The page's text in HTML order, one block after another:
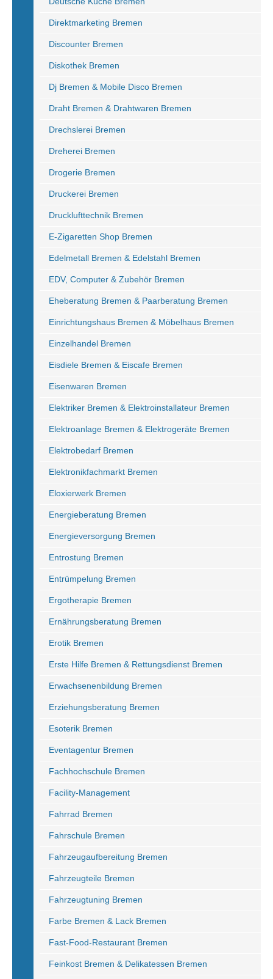
Direktmarketing Bremen
Discounter Bremen
Diskothek Bremen
Dj Bremen & Mobile Disco Bremen
Draht Bremen & Drahtwaren Bremen
Drechslerei Bremen
Dreherei Bremen
Drogerie Bremen
Druckerei Bremen
Drucklufttechnik Bremen
E-Zigaretten Shop Bremen
Edelmetall Bremen & Edelstahl Bremen
EDV, Computer & Zubehör Bremen
Eheberatung Bremen & Paarberatung Bremen
Einrichtungshaus Bremen & Möbelhaus Bremen
Einzelhandel Bremen
Eisdiele Bremen & Eiscafe Bremen
Eisenwaren Bremen
Elektriker Bremen & Elektroinstallateur Bremen
Elektroanlage Bremen & Elektrogeräte Bremen
Elektrobedarf Bremen
Elektronikfachmarkt Bremen
Eloxierwerk Bremen
Energieberatung Bremen
Energieversorgung Bremen
Entrostung Bremen
Entrümpelung Bremen
Ergotherapie Bremen
Ernährungsberatung Bremen
Erotik Bremen
Erste Hilfe Bremen & Rettungsdienst Bremen
Erwachsenenbildung Bremen
Erziehungsberatung Bremen
Esoterik Bremen
Eventagentur Bremen
Fachhochschule Bremen
Facility-Management
Fahrrad Bremen
Fahrschule Bremen
Fahrzeugaufbereitung Bremen
Fahrzeugteile Bremen
Fahrzeugtuning Bremen
Farbe Bremen & Lack Bremen
Fast-Food-Restaurant Bremen
Feinkost Bremen & Delikatessen Bremen